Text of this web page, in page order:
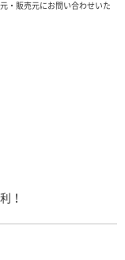
・販売元にお問い合わせいた
！